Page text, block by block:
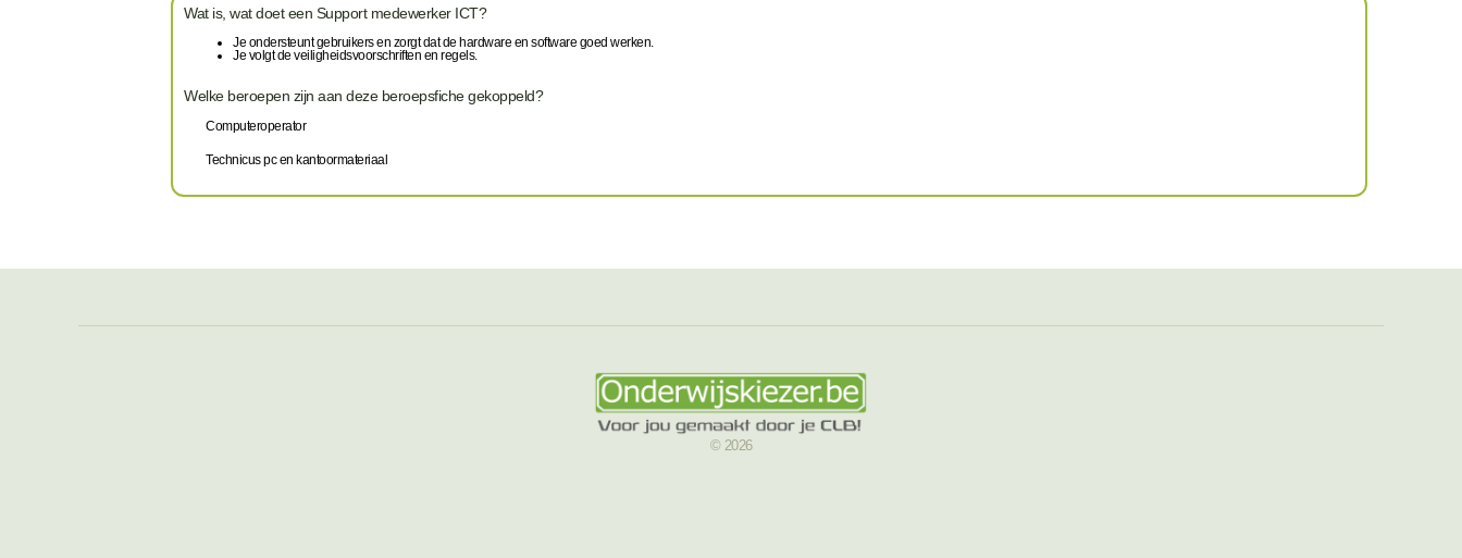
Wat is, wat doet een Support medewerker ICT?
Je ondersteunt gebruikers en zorgt dat de hardware en software goed werken.
Je volgt de veiligheidsvoorschriften en regels.
Welke beroepen zijn aan deze beroepsfiche gekoppeld?
Computeroperator
Technicus pc en kantoormateriaal
© 2026